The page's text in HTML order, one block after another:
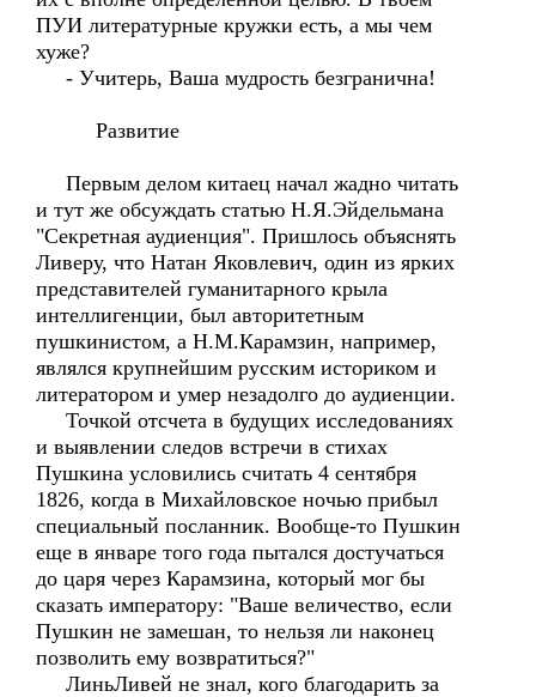
ПУИ литературные кружки есть, а мы чем
хуже?
- Учитерь, Ваша мудрость безгранична!
Развитие
Первым делом китаец начал жадно читать
и тут же обсуждать статью Н.Я.Эйдельмана
"Секретная аудиенция". Пришлось объяснять
Ливеру, что Натан Яковлевич, один из ярких
представителей гуманитарного крыла
интеллигенции, был авторитетным
пушкинистом, а Н.М.Карамзин, например,
являлся крупнейшим русским историком и
литератором и умер незадолго до аудиенции.
Точкой отсчета в будущих исследованиях
и выявлении следов встречи в стихах
Пушкина условились считать 4 сентября
1826, когда в Михайловское ночью прибыл
специальный посланник. Вообще-то Пушкин
еще в январе того года пытался достучаться
до царя через Карамзина, который мог бы
сказать императору: "Ваше величество, если
Пушкин не замешан, то нельзя ли наконец
позволить ему возвратиться?"
ЛиньЛивей не знал, кого благодарить за